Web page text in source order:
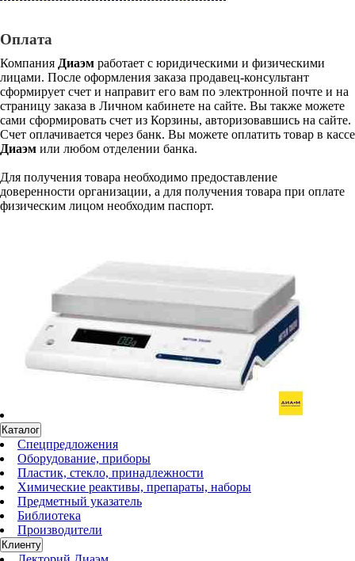
Оплата
Компания Диаэм работает с юридическими и физическими
лицами. После оформления заказа продавец-консультант
сформирует счет и направит его вам по электронной почте и на
страницу заказа в Личном кабинете на сайте. Вы также можете
сами сформировать счет из Корзины, авторизовавшись на сайте.
Счет оплачивается через банк. Вы можете оплатить товар в кассе
Диаэм или любом отделении банка.
Для получения товара необходимо предоставление
доверенности организации, а для получения товара при оплате
физическим лицом необходим паспорт.
Каталог
Спецпредложения
Оборудование, приборы
Пластик, стекло, принадлежности
Химические реактивы, препараты, наборы
Предметный указатель
Библиотека
Производители
Клиенту